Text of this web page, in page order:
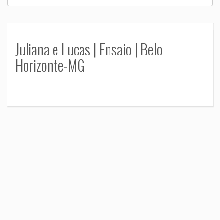
Juliana e Lucas | Ensaio | Belo
Horizonte-MG